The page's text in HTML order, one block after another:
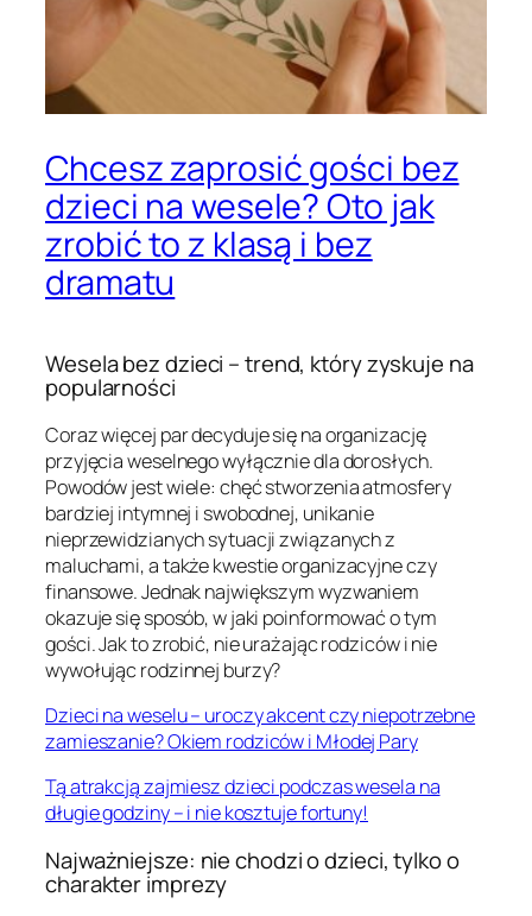
Chcesz zaprosić gości bez
dzieci na wesele? Oto jak
zrobić to z klasą i bez
dramatu
Wesela bez dzieci – trend, który zyskuje na
popularności
Coraz więcej par decyduje się na organizację
przyjęcia weselnego wyłącznie dla dorosłych.
Powodów jest wiele: chęć stworzenia atmosfery
bardziej intymnej i swobodnej, unikanie
nieprzewidzianych sytuacji związanych z
maluchami, a także kwestie organizacyjne czy
finansowe. Jednak największym wyzwaniem
okazuje się sposób, w jaki poinformować o tym
gości. Jak to zrobić, nie urażając rodziców i nie
wywołując rodzinnej burzy?
Dzieci na weselu – uroczy akcent czy niepotrzebne
zamieszanie? Okiem rodziców i Młodej Pary
Tą atrakcją zajmiesz dzieci podczas wesela na
długie godziny – i nie kosztuje fortuny!
Najważniejsze: nie chodzi o dzieci, tylko o
charakter imprezy